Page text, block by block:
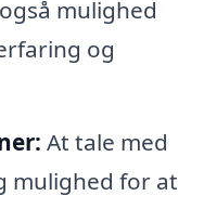
mulighed
og
At tale med
mulighed for at